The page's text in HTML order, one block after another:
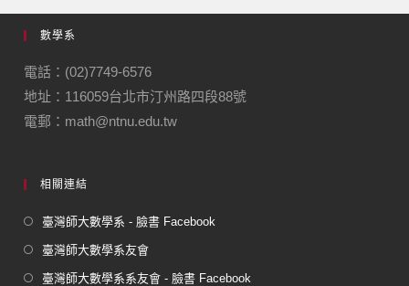
e
b
o
o
k
gr
m
數學系
電話：(02)7749-6576
地址：116059台北市汀州路四段88號
電郵：math@ntnu.edu.tw
相關連結
臺灣師大數學系 - 臉書 Facebook
臺灣師大數學系友會
臺灣師大數學系系友會 - 臉書 Facebook